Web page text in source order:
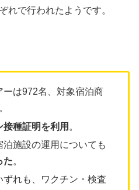
れで行われたようです。
ーは972名、対象宿泊商
接種証明を利用 。
施設の運用についても
た。
れも、ワクチン・検査